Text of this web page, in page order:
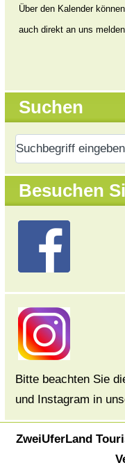
Über den Kalender
auch direkt an uns
Suchen
Besuchen
Bitte beachten Sie
und Instagram in
ZweiUferLand